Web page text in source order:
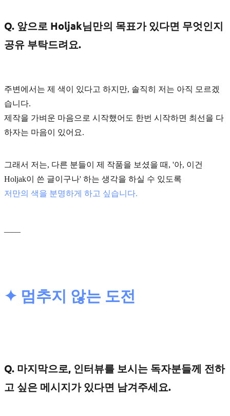
Q. 앞으로 Holjak님만의 목표가 있다면 무엇인지
공유 부탁드려요.
주변에서는 제 색이 있다고 하지만, 솔직히 저는 아직 모르겠
습니다.
제작을 가벼운 마음으로 시작했어도 한번 시작하면 최선을 다
하자는 마음이 있어요.
그래서 저는, 다른 분들이 제 작품을 보셨을 때, '아, 이건
Holjak이 쓴 글이구나' 하는 생각을 하실 수 있도록
저만의 색을 분명하게 하고 싶습니다.
✦ 멈추지 않는 도전
Q. 마지막으로, 인터뷰를 보시는 독자분들께 전하
고 싶은 메시지가 있다면 남겨주세요.